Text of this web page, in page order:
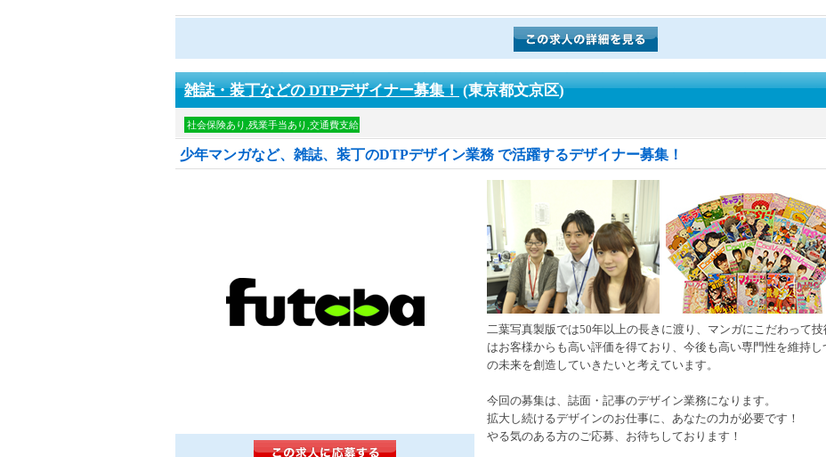
雑誌・装丁などの DTPデザイナー募集！(東京都文京区)
社会保険あり,残業手当あり,交通費支給
少年マンガなど、雑誌、装丁のDTPデザイン業務 で活躍するデザイナー募集！
二葉写真製版では50年以上の長きに渡り、マンガにこだわって
はお客様からも高い評価を得ており、今後も高い専門性を維持
の未来を創造していきたいと考えています。
今回の募集は、誌面・記事のデザイン業務になります。
拡大し続けるデザインのお仕事に、あなたの力が必要です！
やる気のある方のご応募、お待ちしております！